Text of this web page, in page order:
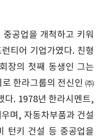
공업을 개척하고 키워
티어 기업가였다. 친형
장의 첫째 동생인 그는
한라그룹의 전신인 ㈜
다. 1978년 한라시멘트,
며, 자동차부품과 건설
턴키 건설 등 중공업을